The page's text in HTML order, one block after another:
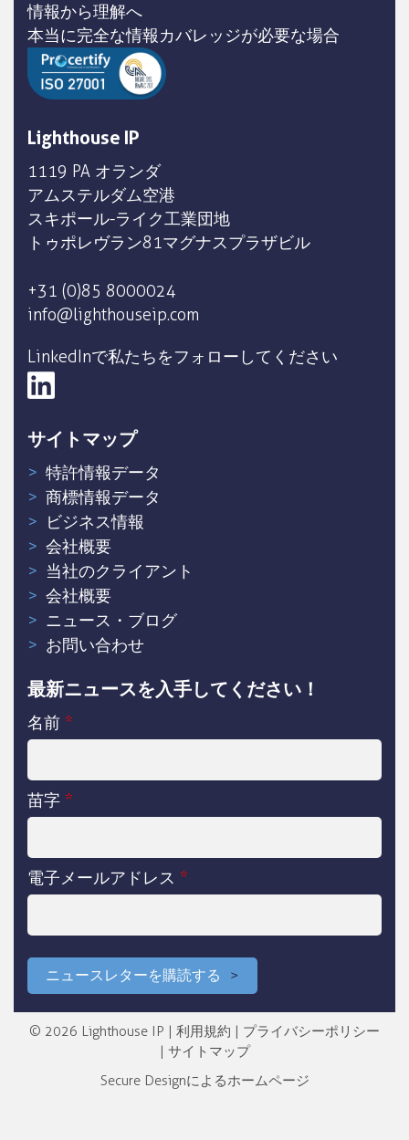
情報から理解へ
本当に完全な情報カバレッジが必要な場合
Lighthouse IP
1119 PA オランダ
アムステルダム空港
スキポール-ライク工業団地
トゥポレヴラン81マグナスプラザビル
+31 (0)85 8000024
info@lighthouseip.com
LinkedInで私たちをフォローしてください
サイトマップ
特許情報データ
商標情報データ
ビジネス情報
会社概要
当社のクライアント
会社概要
ニュース・ブログ
お問い合わせ
最新ニュースを入手してください！
名前 *
苗字 *
電子メールアドレス *
ニュースレターを購読する
© 2026 Lighthouse IP | 利用規約 | プライバシーポリシー
| サイトマップ
Secure Designによるホームページ